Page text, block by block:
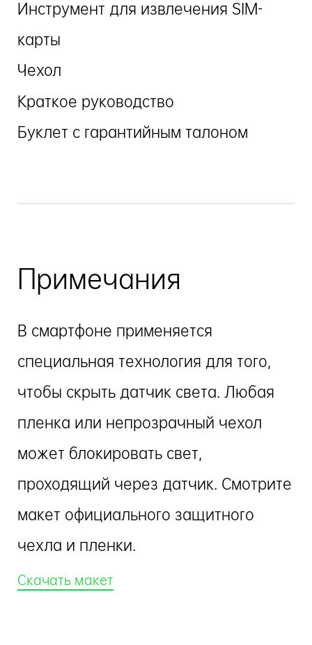
Инструмент для извлечения SIM-
карты
Чехол
Краткое руководство
Буклет с гарантийным талоном
Примечания
В смартфоне применяется
специальная технология для того,
чтобы скрыть датчик света. Любая
пленка или непрозрачный чехол
может блокировать свет,
проходящий через датчик. Смотрите
макет официального защитного
чехла и пленки.
Скачать макет